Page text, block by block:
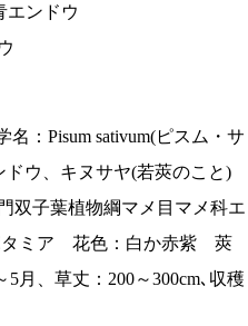
エンドウ
：Pisum sativum(ピスム・サ
ウ、キヌサヤ(若莢のこと)
双子葉植物綱マメ目マメ科エ
タミア 花色：白か赤紫 莢
、草丈：200～300cm､収穫